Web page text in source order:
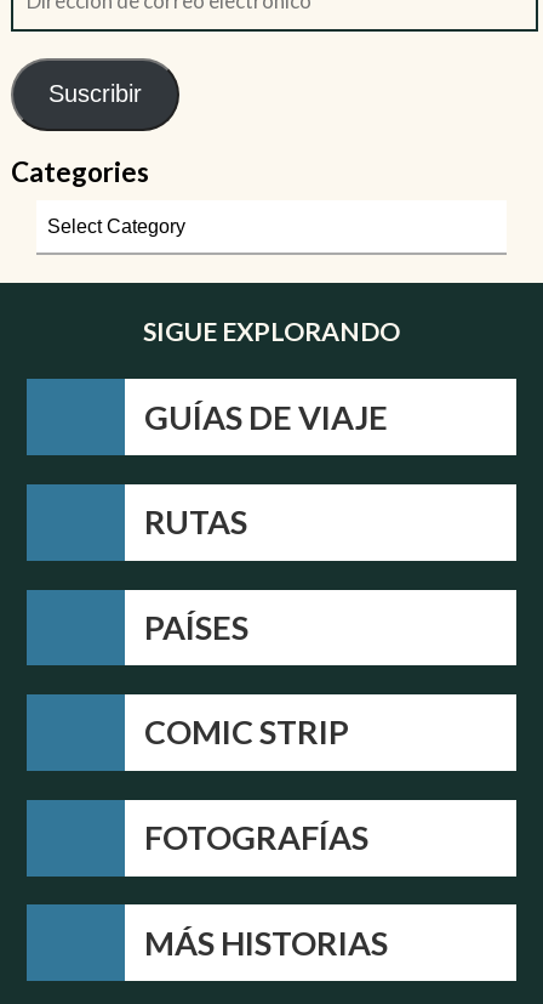
Suscribir
Categories
SIGUE EXPLORANDO
GUÍAS DE VIAJE
RUTAS
PAÍSES
COMIC STRIP
FOTOGRAFÍAS
MÁS HISTORIAS